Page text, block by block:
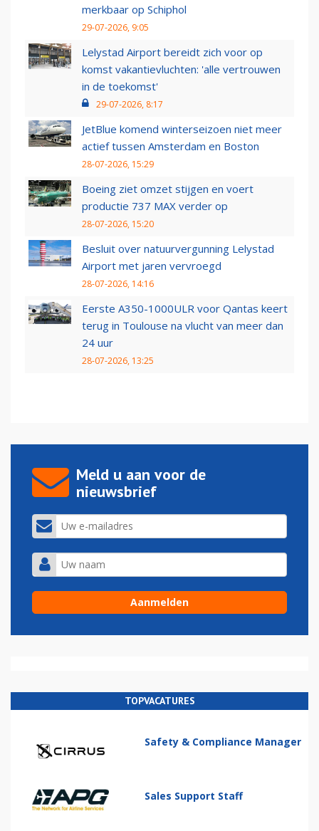
merkbaar op Schiphol
29-07-2026, 9:05
Lelystad Airport bereidt zich voor op
komst vakantievluchten: 'alle vertrouwen
in de toekomst'
29-07-2026, 8:17
JetBlue komend winterseizoen niet meer
actief tussen Amsterdam en Boston
28-07-2026, 15:29
Boeing ziet omzet stijgen en voert
productie 737 MAX verder op
28-07-2026, 15:20
Besluit over natuurvergunning Lelystad
Airport met jaren vervroegd
28-07-2026, 14:16
Eerste A350-1000ULR voor Qantas keert
terug in Toulouse na vlucht van meer dan
24 uur
28-07-2026, 13:25
Meld u aan voor de
nieuwsbrief
TOPVACATURES
Safety & Compliance Manager
Sales Support Staff